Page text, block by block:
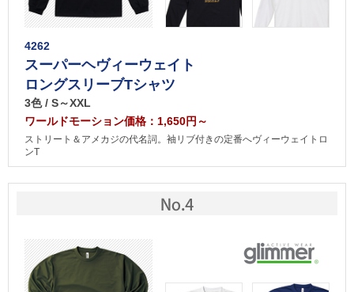
4262
スーパーヘヴィーウェイト
ロングスリーブTシャツ
3色 / S～XXL
ワールドモーション価格：1,650円～
ストリート＆アメカジの代名詞。袖リブ付きの定番へヴィーウェイトロ
ンT